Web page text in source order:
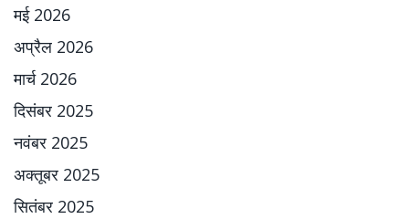
मई 2026
अप्रैल 2026
मार्च 2026
दिसंबर 2025
नवंबर 2025
अक्तूबर 2025
सितंबर 2025